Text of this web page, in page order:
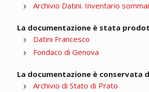
Archivio Datini. Inventario
La documentazione è stata
Datini Francesco
Fondaco di Genova
La documentazione è conservata
Archivio di Stato di Prato